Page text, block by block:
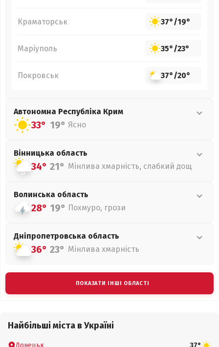
Краматорськ 37°/19°
Маріуполь 35°/23°
Покровськ 37°/20°
Автономна Республіка Крим
33° 19° Ясно
Вінницька область
34° 21° Мінлива хмарність, слабкий дощ
Волинська область
28° 19° Похмуро, грози
Дніпропетровська область
36° 23° Мінлива хмарність
ПОКАЗАТИ ІНШІ ОБЛАСТІ
Найбільші міста в Україні
Донецьк 37°